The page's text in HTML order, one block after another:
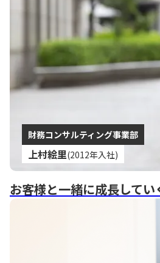
財務コンサルティング事業部
上村絵里(2012年入社)
お客様と一緒に成長してい